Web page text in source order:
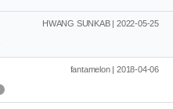
HWANG SUNKAB | 2022-05-25
fantamelon | 2018-04-06